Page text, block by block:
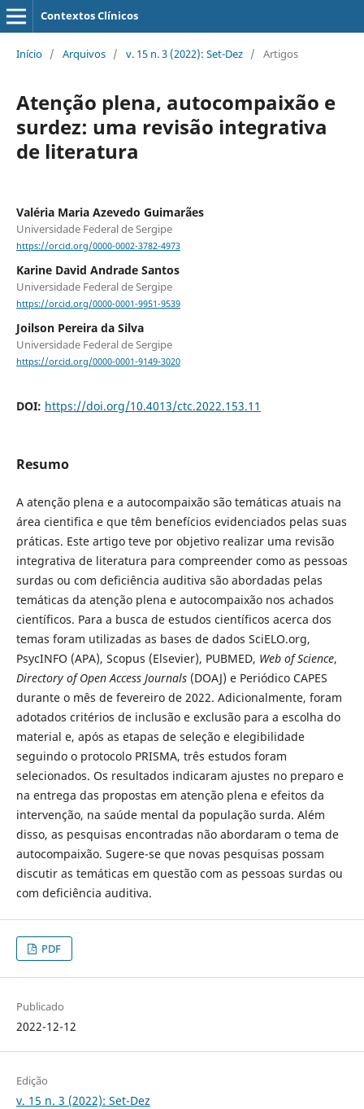
Contextos Clínicos
Início / Arquivos / v. 15 n. 3 (2022): Set-Dez / Artigos
Atenção plena, autocompaixão e
surdez: uma revisão integrativa
de literatura
Valéria Maria Azevedo Guimarães
Universidade Federal de Sergipe
https://orcid.org/0000-0002-3782-4973
Karine David Andrade Santos
Universidade Federal de Sergipe
https://orcid.org/0000-0001-9951-9539
Joilson Pereira da Silva
Universidade Federal de Sergipe
https://orcid.org/0000-0001-9149-3020
DOI: https://doi.org/10.4013/ctc.2022.153.11
Resumo
A atenção plena e a autocompaixão são temáticas atuais na
área cientifica e que têm benefícios evidenciados pelas suas
práticas. Este artigo teve por objetivo realizar uma revisão
integrativa de literatura para compreender como as pessoas
surdas ou com deficiência auditiva são abordadas pelas
temáticas da atenção plena e autocompaixão nos achados
científicos. Para a busca de estudos científicos acerca dos
temas foram utilizadas as bases de dados SciELO.org,
PsycINFO (APA), Scopus (Elsevier), PUBMED, Web of Science,
Directory of Open Access Journals(DOAJ) e Periódico CAPES
durante o mês de fevereiro de 2022. Adicionalmente, foram
adotados critérios de inclusão e exclusão para a escolha do
material e, após as etapas de seleção e elegibilidade
seguindo o protocolo PRISMA, três estudos foram
selecionados. Os resultados indicaram ajustes no preparo e
na entrega das propostas em atenção plena e efeitos da
intervenção, na saúde mental da população surda. Além
disso, as pesquisas encontradas não abordaram o tema de
autocompaixão. Sugere-se que novas pesquisas possam
discutir as temáticas em questão com as pessoas surdas ou
com deficiência auditiva.
PDF
Publicado
2022-12-12
Edição
v. 15 n. 3 (2022): Set-Dez